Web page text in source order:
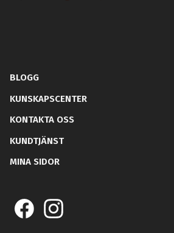
BLOGG
KUNSKAPSCENTER
KONTAKTA OSS
KUNDTJÄNST
MINA SIDOR